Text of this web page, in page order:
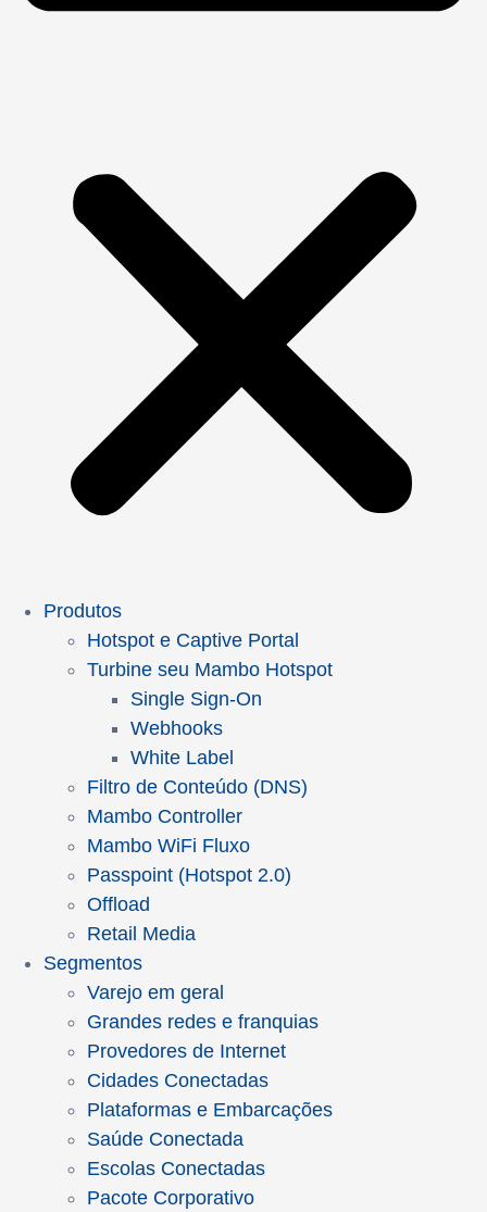
Produtos
Hotspot e Captive Portal
Turbine seu Mambo Hotspot
Single Sign-On
Webhooks
White Label
Filtro de Conteúdo (DNS)
Mambo Controller
Mambo WiFi Fluxo
Passpoint (Hotspot 2.0)
Offload
Retail Media
Segmentos
Varejo em geral
Grandes redes e franquias
Provedores de Internet
Cidades Conectadas
Plataformas e Embarcações
Saúde Conectada
Escolas Conectadas
Pacote Corporativo